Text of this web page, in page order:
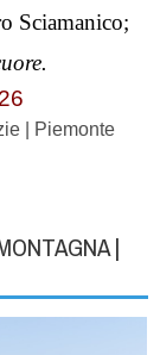
Sciamanico;
| Piemonte